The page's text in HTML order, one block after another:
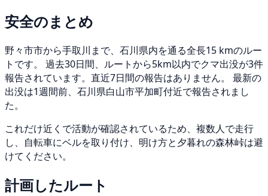
安全のまとめ
野々市市から手取川まで、石川県内を通る全長15 kmのルー
トです。 過去30日間、ルートから5km以内でクマ出没が3件
報告されています。直近7日間の報告はありません。 最新の
出没は1週間前、石川県白山市平加町付近で報告されまし
た。
これだけ近くで活動が確認されているため、複数人で走行
し、自転車にベルを取り付け、明け方と夕暮れの森林峠は避
けてください。
計画したルート